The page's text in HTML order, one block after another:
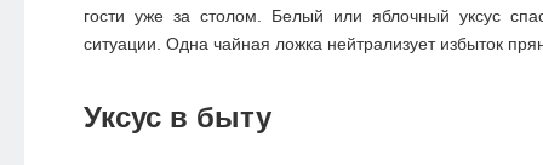
гости уже за столом. Белый или яблочный уксус
ситуации. Одна чайная ложка нейтрализует избыток
Уксус в быту